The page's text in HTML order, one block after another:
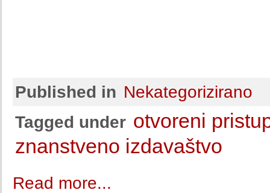
Published in Nekategorizirano
Tagged under otvoreni
znanstveno izdavaštvo
Read more...